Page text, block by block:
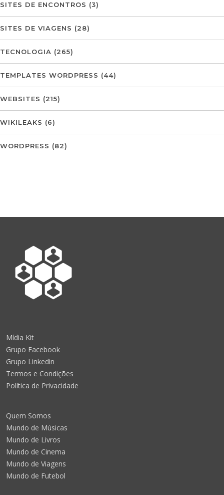
SITES DE ENCONTROS (3)
SITES DE VIAGENS (28)
TECNOLOGIA (265)
TEMPLATES WORDPRESS (44)
WEBSITES (215)
WIKILEAKS (6)
WORDPRESS (82)
Mídia Kit
Grupo Facebook
Grupo Linkedin
Termos e Condições
Política de Privacidade
Quem Somos
Mundo de Músicas
Mundo de Livros
Mundo de Cinema
Mundo de Viagens
Mundo de Futebol